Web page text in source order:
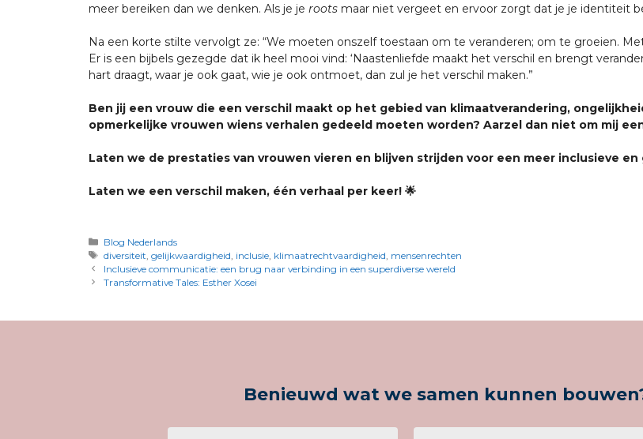
meer bereiken dan we denken. Als je je roots maar niet vergeet en ervoor zorgt dat je je identiteit
Na een korte stilte vervolgt ze: “We moeten onszelf toestaan om te veranderen; om te groeien.
Er is een bijbels gezegde dat ik heel mooi vind: ‘Naastenliefde maakt het verschil en brengt
hart draagt, waar je ook gaat, wie je ook ontmoet, dan zul je het verschil maken.”
Ben jij een vrouw die een verschil maakt op het gebied van klimaatverandering,
opmerkelijke vrouwen wiens verhalen gedeeld moeten worden? Aarzel dan niet om mij
Laten we de prestaties van vrouwen vieren en blijven strijden voor een meer inclusieve
Laten we een verschil maken, één verhaal per keer! 🌟
Blog Nederlands
diversiteit ,gelijkwaardigheid inclusie klimaatrechtvaardigheid mensenrechten
Inclusieve communicatie: een brug naar verbinding in een superdiverse wereld
Transformative Tales: Esther Xosei
Benieuwd wat we samen kunnen